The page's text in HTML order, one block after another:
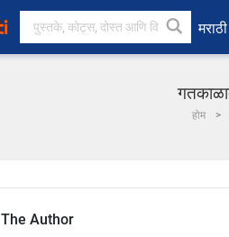
मराठी
होम
The Author